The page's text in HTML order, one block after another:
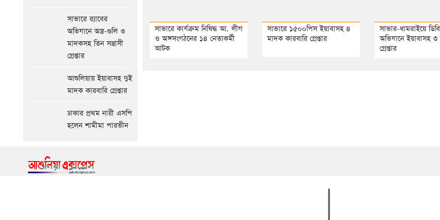
সাভারে কার্যক্রম নিষিদ্ধ আ. লীগ
ও অঙ্গসংগঠনের ১৪ নেতাকর্মী
আটক
সাভারে ১৫০০পিস ইয়াবাসহ ৪
মাদক কারবারি গ্রেপ্তার
সাভার-ধামরাইয়ে
অভিযানে ইয়াবাসহ ৩
গ্রেপ্তার
সাভারে র‍্যাবের
অভিযানে অস্ত্র-গুলি ও
মাদকসহ তিন সন্ত্রাসী
গ্রেপ্তার
আশুলিয়ায় ইয়াবাসহ দুই
মাদক কারবারি গ্রেপ্তার
ঢাকার প্রথম নারী এসপি
হলেন শামীমা পারভীন